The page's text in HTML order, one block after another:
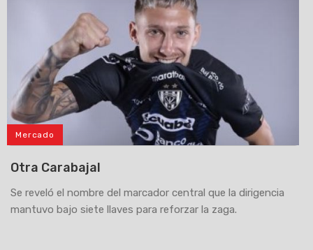
Mercado
Otra Carabajal
Se reveló el nombre del marcador central que la dirigencia
mantuvo bajo siete llaves para reforzar la zaga.